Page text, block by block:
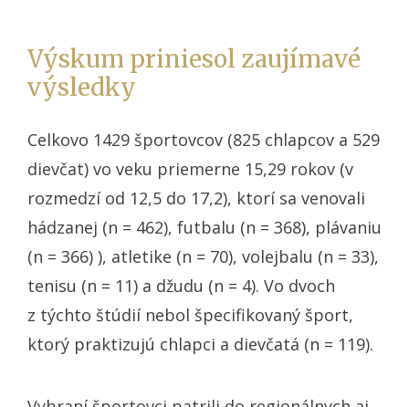
Výskum priniesol zaujímavé
výsledky
Celkovo 1429 športovcov (825 chlapcov a 529
dievčat) vo veku priemerne 15,29 rokov (v
rozmedzí od 12,5 do 17,2), ktorí sa venovali
hádzanej (n = 462), futbalu (n = 368), plávaniu
(n = 366) ), atletike (n = 70), volejbalu (n = 33),
tenisu (n = 11) a džudu (n = 4). Vo dvoch
z týchto štúdií nebol špecifikovaný šport,
ktorý praktizujú chlapci a dievčatá (n = 119).